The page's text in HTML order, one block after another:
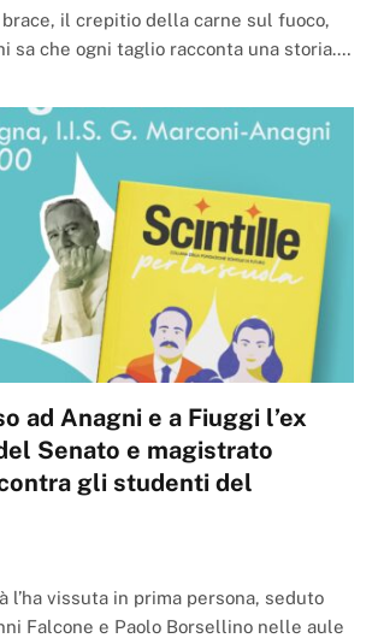
il crepitio della carne sul fuoco,
sa che ogni taglio racconta una storia.…
ad Anagni e a Fiuggi l’ex
Senato e magistrato
gli studenti del
l’ha vissuta in prima persona, seduto
Falcone e Paolo Borsellino nelle aule